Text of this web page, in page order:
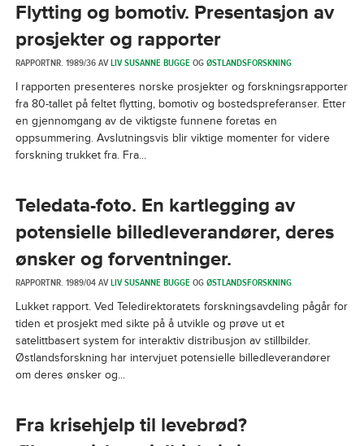
Flytting og bomotiv. Presentasjon av
prosjekter og rapporter
RAPPORTNR. 1989/36 AVLIV SUSANNE BUGGEOGØSTLANDSFORSKNING
I rapporten presenteres norske prosjekter og forskningsrapporter
fra 80-tallet på feltet flytting, bomotiv og bostedspreferanser. Etter
en gjennomgang av de viktigste funnene foretas en
oppsummering. Avslutningsvis blir viktige momenter for videre
forskning trukket fra. Fra...
Teledata-foto. En kartlegging av
potensielle billedleverandører, deres
ønsker og forventninger.
RAPPORTNR. 1989/04 AVLIV SUSANNE BUGGEOGØSTLANDSFORSKNING
Lukket rapport. Ved Teledirektoratets forskningsavdeling pågår for
tiden et prosjekt med sikte på å utvikle og prøve ut et
satelittbasert system for interaktiv distribusjon av stillbilder.
Østlandsforskning har intervjuet potensielle billedleverandører
om deres ønsker og...
Fra krisehjelp til levebrød?